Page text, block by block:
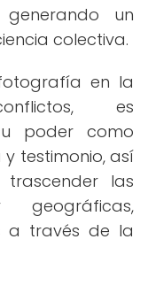
un
colectiva.
en la
es
poder como
testimonio, así
las
a través de la